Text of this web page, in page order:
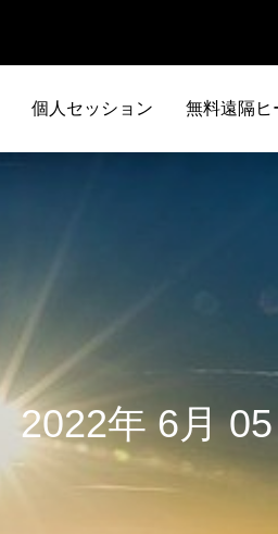
個人セッション 無料遠隔ヒ
2022年 6月